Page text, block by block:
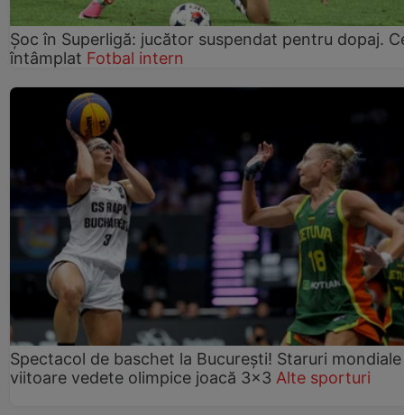
Șoc în Superligă: jucător suspendat pentru dopaj.
întâmplat Fotbal intern
Spectacol de baschet la București! Staruri mondiale
viitoare vedete olimpice joacă 3x3 Alte sporturi